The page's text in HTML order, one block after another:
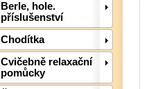
Berle, hole.
příslušenství
Chodítka
Cvičebně relaxační
pomůcky